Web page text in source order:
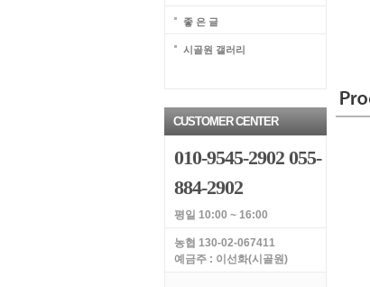
좋 은 글
시골원 갤러리
CUSTOMER CENTER
010-9545-2902 055-
884-2902
평일 10:00 ~ 16:00
농협 130-02-067411
예금주 : 이선화(시골원)